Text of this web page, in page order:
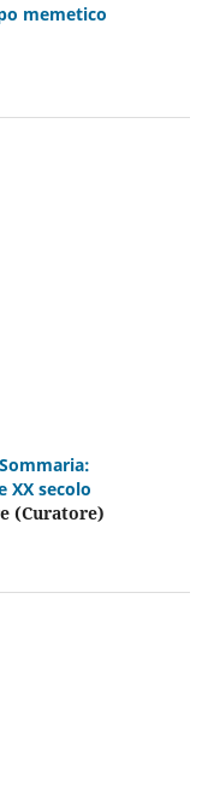
memetico
secolo
(Curatore)